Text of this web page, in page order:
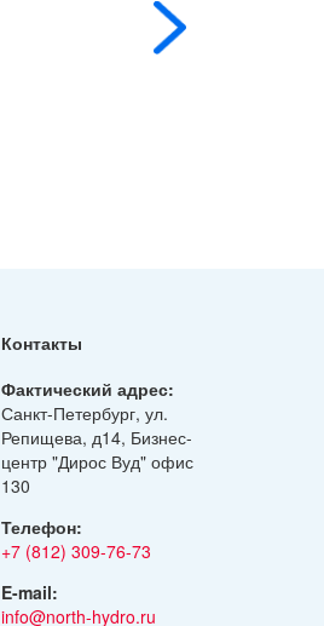
Контакты
Фактический адрес:
Санкт-Петербург, ул.
Репищева, д14, Бизнес-
центр "Дирос Вуд" офис
130
Телефон:
+7 (812) 309-76-73
E-mail:
info@north-hydro.ru